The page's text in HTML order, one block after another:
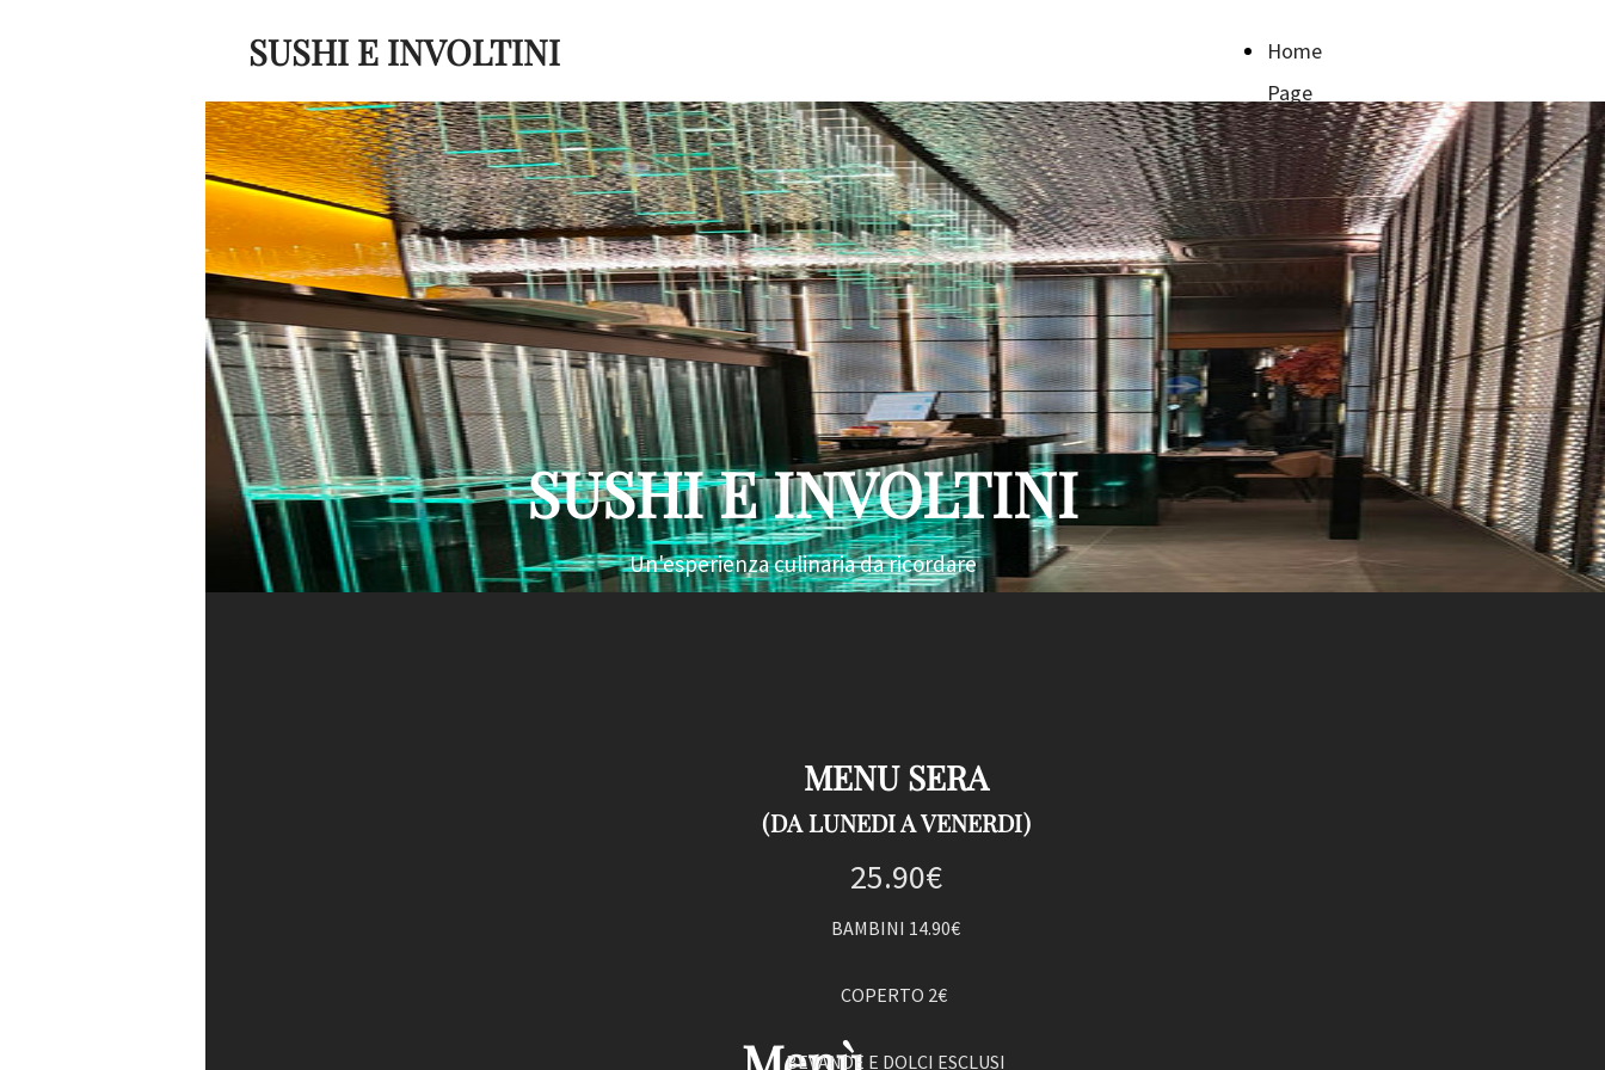
Home
Page
SUSHI E INVOLTINI
SUSHI E INVOLTINI
Un'esperienza culinaria da ricordare
MENU SERA
(DA LUNEDI A VENERDI)
25.90€
BAMBINI 14.90€
COPERTO 2€
BEVANDE E DOLCI ESCLUSI